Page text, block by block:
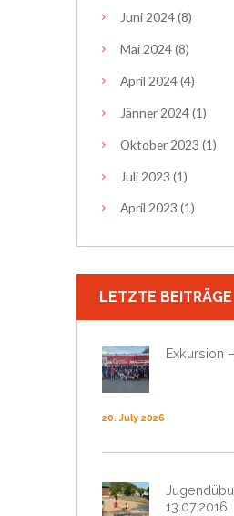
Juni 2024(8)
Mai 2024(8)
April 2024(4)
Jänner 2024(1)
Oktober 2023 (1)
Juli 2023 (1)
April 2023 (1)
LETZTE BEITRÄGE
Exkursion
20. July 2026
13.07.2016